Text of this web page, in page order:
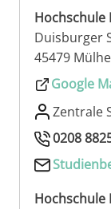
Hochschule
Duisburger
45479
Google
Zentrale
0208
Hochschule